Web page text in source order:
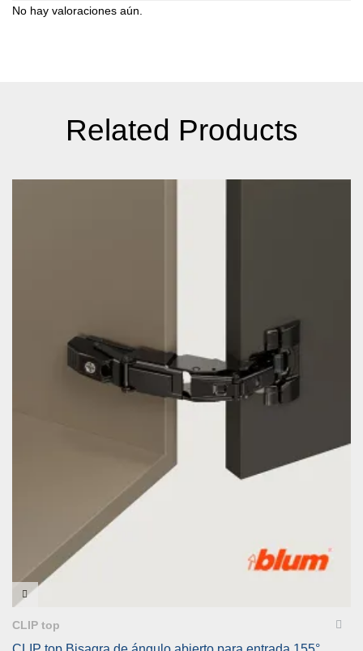
No hay valoraciones aún.
Related Products
CLIP top